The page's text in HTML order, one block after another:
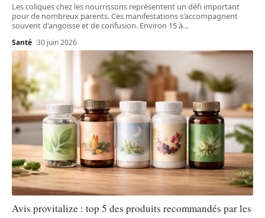
Les coliques chez les nourrissons représentent un défi important
pour de nombreux parents. Ces manifestations s'accompagnent
souvent d'angoisse et de confusion. Environ 15 à…
Santé 30 juin 2026
Avis provitalize : top 5 des produits recommandés par les